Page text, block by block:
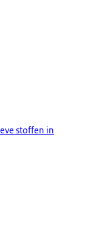
stoffen in